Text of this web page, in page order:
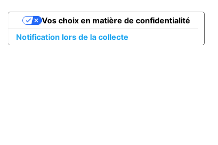
Notification lors de la collecte
Vos choix en matière de confidentialité